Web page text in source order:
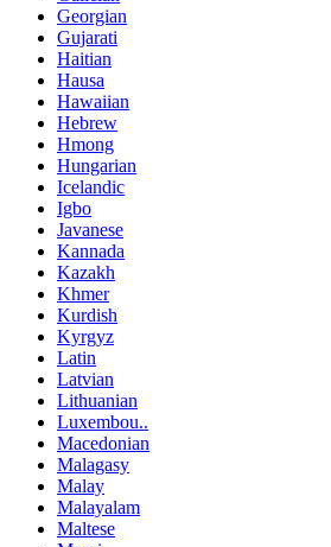
Georgian
Gujarati
Haitian
Hausa
Hawaiian
Hebrew
Hmong
Hungarian
Icelandic
Igbo
Javanese
Kannada
Kazakh
Khmer
Kurdish
Kyrgyz
Latin
Latvian
Lithuanian
Luxembou..
Macedonian
Malagasy
Malay
Malayalam
Maltese